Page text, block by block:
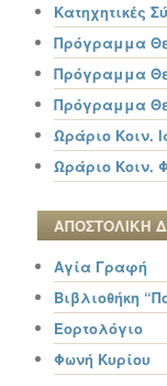
Κατηχητικές
Πρόγραμμα
Πρόγραμμα
Πρόγραμμα
Ωράριο Κοιν.
Ωράριο Κοιν.
ΑΠΟΣΤΟΛΙΚΗ
Αγία Γραφή
Βιβλιοθήκη
Εορτολόγιο
Φωνή Κυρίου